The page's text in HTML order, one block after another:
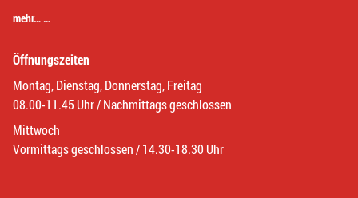
mehr… …
Öffnungszeiten
Montag, Dienstag, Donnerstag, Freitag
08.00-11.45 Uhr / Nachmittags geschlossen
Mittwoch
Vormittags geschlossen / 14.30-18.30 Uhr